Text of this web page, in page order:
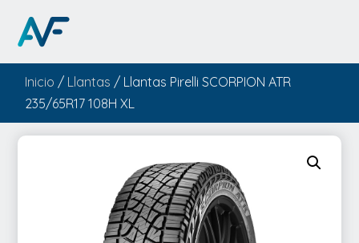
Inicio / Llantas / Llantas Pirelli SCORPION ATR
235/65R17 108H XL